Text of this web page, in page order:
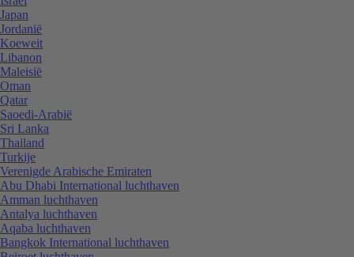
Japan
Jordanië
Koeweit
Libanon
Maleisië
Oman
Qatar
Saoedi-Arabië
Sri Lanka
Thailand
Turkije
Verenigde Arabische Emiraten
Abu Dhabi International luchthaven
Amman luchthaven
Antalya luchthaven
Aqaba luchthaven
Bangkok International luchthaven